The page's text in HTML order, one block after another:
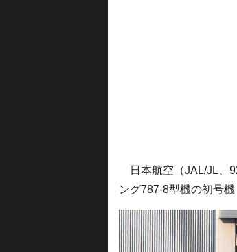
日本航空（JAL/JL、
ング787-8型機の初号